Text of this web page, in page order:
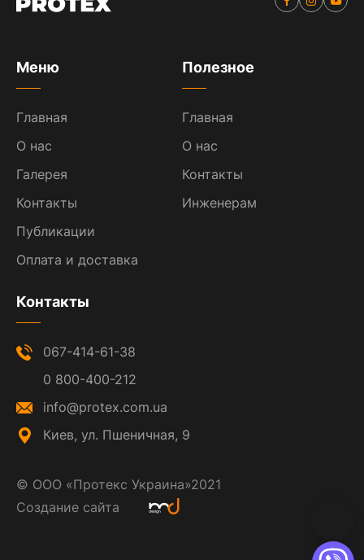
Меню
Главная
О нас
Галерея
Контакты
Публикации
Оплата и доставка
Полезное
Главная
О нас
Контакты
Инженерам
Контакты
067-414-61-38
0 800-400-212
info@protex.com.ua
Киев, ул. Пшеничная, 9
© ООО «Протекс Украина»2021
Создание сайта